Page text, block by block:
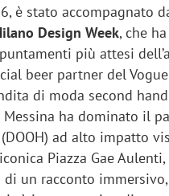
è stato accompagnato
Design Week, che
più attesi
beer partner del
di moda second
ha dominato il
(DOOH) ad alto impatto
Piazza Gae
un racconto